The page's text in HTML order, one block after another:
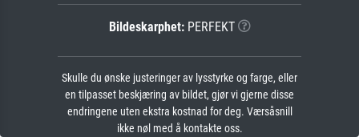
Bildeskarphet:PERFEKT
Skulle du ønske justeringer av lysstyrke og farge, eller
en tilpasset beskjæring av bildet, gjør vi gjerne disse
endringene uten ekstra kostnad for deg. Værsåsnill
ikke nøl med å kontakte oss.